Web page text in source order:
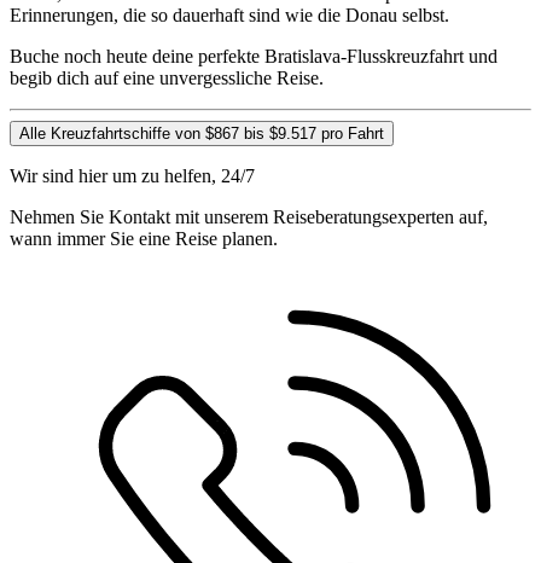
Erinnerungen, die so dauerhaft sind wie die Donau selbst.
Buche noch heute deine perfekte Bratislava-Flusskreuzfahrt und
begib dich auf eine unvergessliche Reise.
Alle Kreuzfahrtschiffe von $867 bis $9.517 pro Fahrt
Wir sind hier um zu helfen, 24/7
Nehmen Sie Kontakt mit unserem Reiseberatungsexperten auf,
wann immer Sie eine Reise planen.